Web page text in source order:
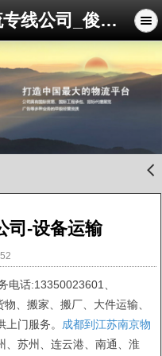
成都到江苏南京物流专线公司_俊亚物流公司
󰊒
司-设备运输
电话:13350023601、
、搬家、搬厂、大件运输、
门服务。 成都到江苏南京物
、苏州、连云港、南通、淮